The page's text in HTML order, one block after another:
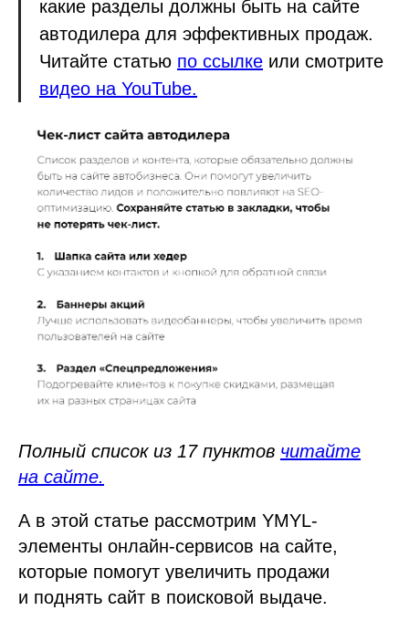
какие разделы должны быть на сайте
автодилера для эффективных продаж.
Читайте статью по ссылке или смотрите
видео на YouTube.
Полный список из 17 пунктов читайте
на сайте.
А в этой статье рассмотрим YMYL-
элементы онлайн-сервисов на сайте,
которые помогут увеличить продажи
и поднять сайт в поисковой выдаче.